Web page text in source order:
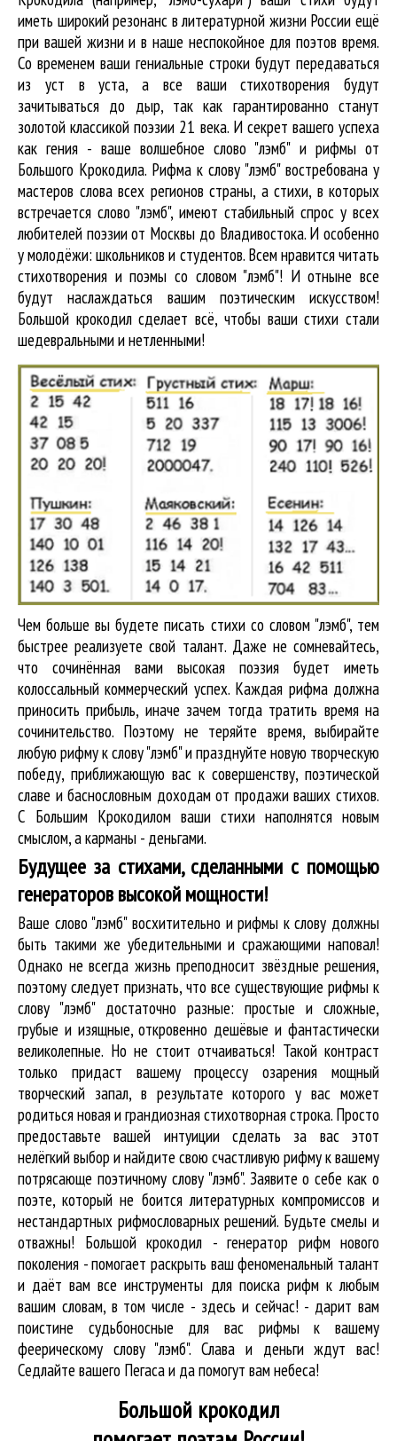
иметь широкий резонанс в литературной жизни России ещё
при вашей жизни и в наше неспокойное для поэтов время.
Со временем ваши гениальные строки будут передаваться
из уст в уста, а все ваши стихотворения будут
зачитываться до дыр, так как гарантированно станут
золотой классикой поэзии 21 века. И секрет вашего успеха
как гения - ваше волшебное слово "лэмб" и рифмы от
Большого Крокодила. Рифма к слову "лэмб" востребована у
мастеров слова всех регионов страны, а стихи, в которых
встречается слово "лэмб", имеют стабильный спрос у всех
любителей поэзии от Москвы до Владивостока. И особенно
у молодёжи: школьников и студентов. Всем нравится читать
стихотворения и поэмы со словом "лэмб"! И отныне все
будут наслаждаться вашим поэтическим искусством!
Большой крокодил cделает всё, чтобы ваши стихи стали
шедевральными и нетленными!
Чем больше вы будете писать стихи со словом "лэмб", тем
быстрее реализуете свой талант. Даже не сомневайтесь,
что сочинённая вами высокая поэзия будет иметь
колоссальный коммерческий успех. Каждая рифма должна
приносить прибыль, иначе зачем тогда тратить время на
сочинительство. Поэтому не теряйте время, выбирайте
любую рифму к слову "лэмб" и празднуйте новую творческую
победу, приближающую вас к совершенству, поэтической
славе и баснословным доходам от продажи ваших стихов.
С Большим Крокодилом ваши стихи наполнятся новым
смыслом, а карманы - деньгами.
Будущее за стихами, сделанными с помощью
генераторов высокой мощности!
Ваше слово "лэмб" восхитительно и рифмы к слову должны
быть такими же убедительными и сражающими наповал!
Однако не всегда жизнь преподносит звёздные решения,
поэтому следует признать, что все существующие рифмы к
слову "лэмб" достаточно разные: простые и сложные,
грубые и изящные, откровенно дешёвые и фантастически
великолепные. Но не стоит отчаиваться! Такой контраст
только придаст вашему процессу озарения мощный
творческий запал, в результате которого у вас может
родиться новая и грандиозная стихотворная строка. Просто
предоставьте вашей интуиции сделать за вас этот
нелёгкий выбор и найдите свою счастливую рифму к вашему
потрясающе поэтичному слову "лэмб". Заявите о себе как о
поэте, который не боится литературных компромиссов и
нестандартных рифмословарных решений. Будьте смелы и
отважны! Большой крокодил - генератор рифм нового
поколения - помогает раскрыть ваш феноменальный талант
и даёт вам все инструменты для поиска рифмк любым
вашим словам, в том числе - здесь и сейчас! - дарит вам
поистине судьбоносные для вас рифмы к вашему
феерическому слову "лэмб". Слава и деньги ждут вас!
Седлайте вашего Пегаса и да помогут вам небеса!
Большой крокодил